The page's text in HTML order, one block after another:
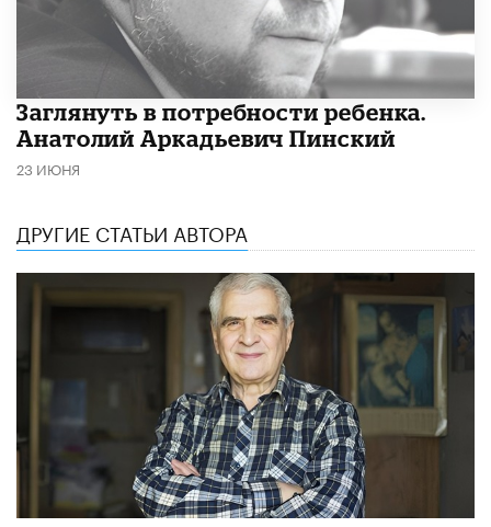
Заглянуть в потребности ребенка.
Анатолий Аркадьевич Пинский
23 ИЮНЯ
ДРУГИЕ СТАТЬИ АВТОРА